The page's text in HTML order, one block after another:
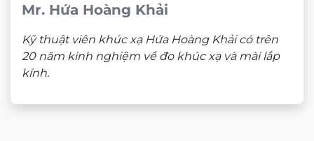
Mr. Hứa Hoàng Khải
Kỹ thuật viên khúc xạ Hứa Hoàng Khải có trên
20 năm kinh nghiệm về đo khúc xạ và mài lắp
kính.